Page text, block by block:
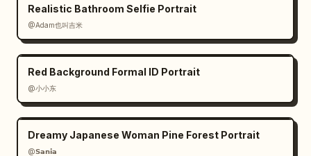
Realistic Bathroom Selfie Portrait
@Adam也叫吉米
Red Background Formal ID Portrait
@小小东
Dreamy Japanese Woman Pine Forest Portrait
@𝗦𝗮𝗻𝗶𝗮